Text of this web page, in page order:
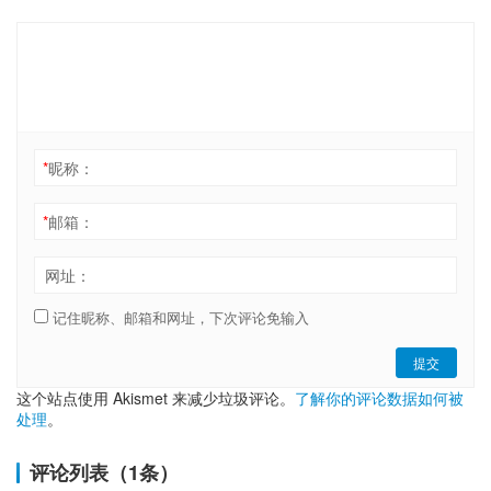
*昵称：
*邮箱：
网址：
记住昵称、邮箱和网址，下次评论免输入
提交
这个站点使用 Akismet 来减少垃圾评论。 了解你的评论数据如何被
处理。
评论列表（1条）